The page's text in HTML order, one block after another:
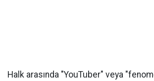
Halk arasında "YouTuber" veya